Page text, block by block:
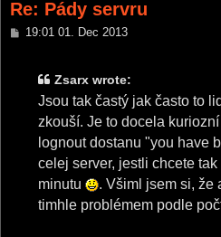
Re: Pády servru
P19:01 01. Dec 2013
Zsarx wrote:
Jsou tak častý jak často to
zkouší. Je to docela
lognout dostanu "you have
celej server, jestli chcete
minutu
. Všiml jsem si, že
timhle problémem podle